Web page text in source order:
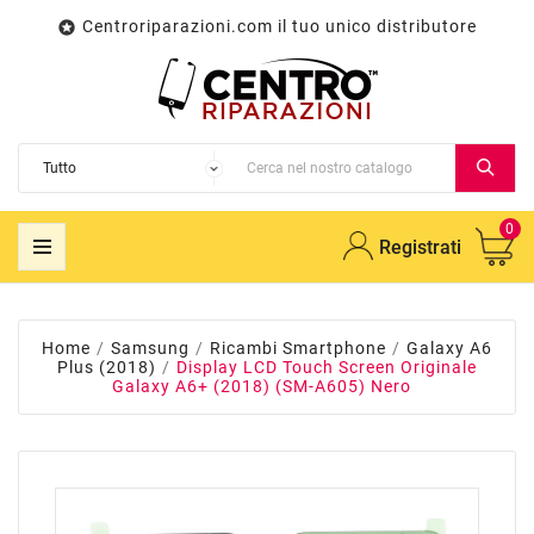
 Centroriparazioni.com il tuo unico distributore
Registrati
0
Home Samsung Ricambi Smartphone
Galaxy A6
Plus (2018)
Display LCD Touch Screen Originale
Galaxy A6+ (2018) (SM-A605) Nero